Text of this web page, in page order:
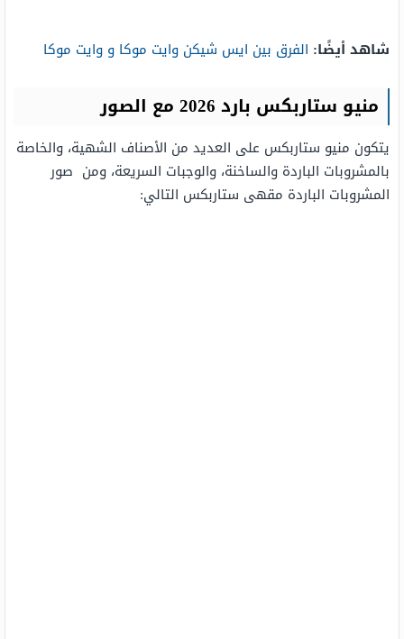
شاهد أيضًا: الفرق بين ايس شيكن وايت موكا و وايت موكا
منيو ستاربکس بارد 2026 مع الصور
يتكون منيو ستاربكس على العديد من الأصناف الشهية، والخاصة
بالمشروبات الباردة والساخنة، والوجبات السريعة، ومن صور
المشروبات الباردة مقهى ستاربكس التالي: